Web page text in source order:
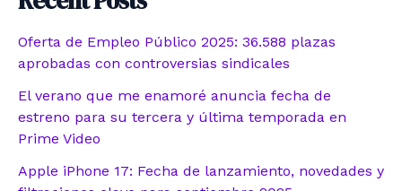
Oferta de Empleo Público 2025: 36.588 plazas
aprobadas con controversias sindicales
El verano que me enamoré anuncia fecha de
estreno para su tercera y última temporada en
Prime Video
Apple iPhone 17: Fecha de lanzamiento, novedades y